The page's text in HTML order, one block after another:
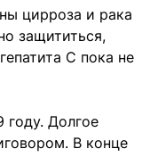
цирроза и рака
защититься,
С пока не
году. Долгое
В конце